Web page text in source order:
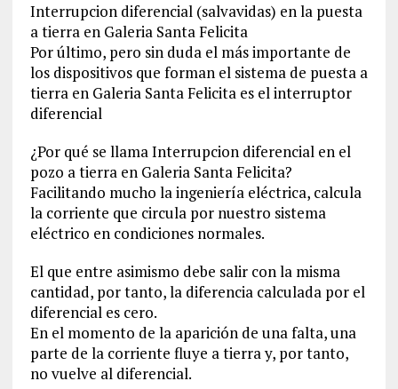
Interrupcion diferencial (salvavidas) en la puesta
a tierra en Galeria Santa Felicita
Por último, pero sin duda el más importante de
los dispositivos que forman el sistema de puesta a
tierra en Galeria Santa Felicita es el interruptor
diferencial
¿Por qué se llama Interrupcion diferencial en el
pozo a tierra en Galeria Santa Felicita?
Facilitando mucho la ingeniería eléctrica, calcula
la corriente que circula por nuestro sistema
eléctrico en condiciones normales.
El que entre asimismo debe salir con la misma
cantidad, por tanto, la diferencia calculada por el
diferencial es cero.
En el momento de la aparición de una falta, una
parte de la corriente fluye a tierra y, por tanto,
no vuelve al diferencial.